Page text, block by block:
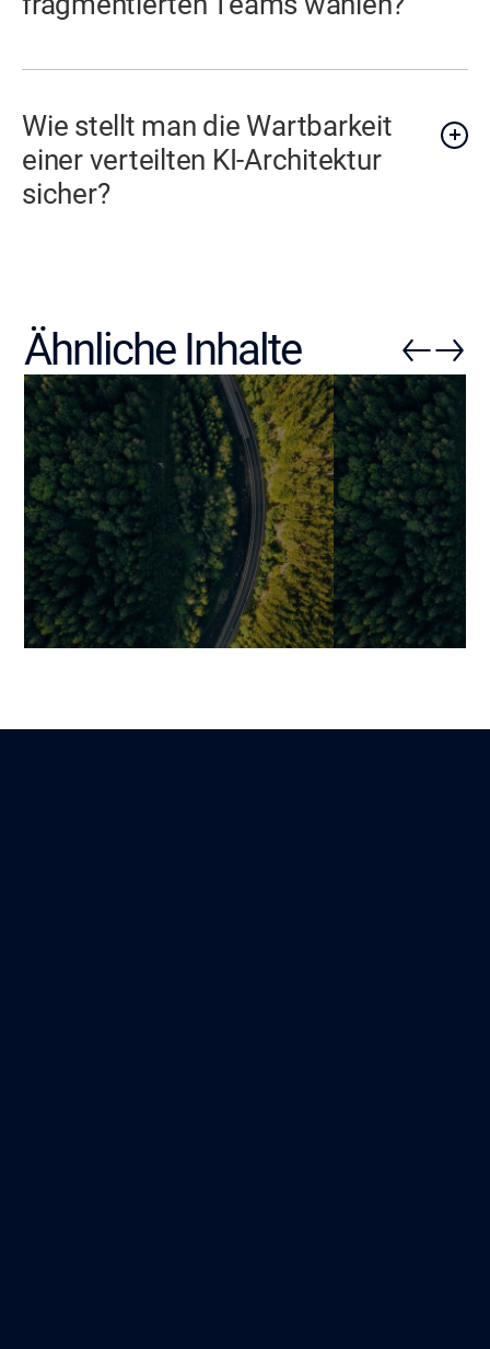
Wie stellt man die Wartbarkeit
einer verteilten KI-Architektur
sicher?
Ähnliche Inhalte
strategischer Hebel für
Methode von